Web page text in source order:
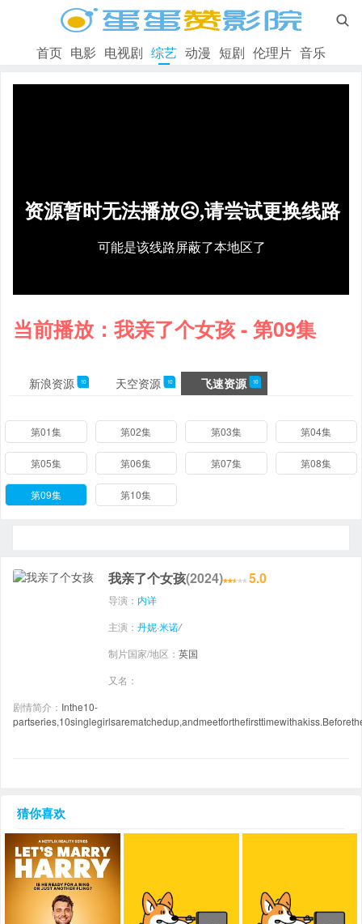

首页 电影 电视剧 综艺 动漫 短剧 伦理片 音乐
当前播放：我亲了个女孩 - 第09集
新浪资源 10 天空资源 10 飞速资源 10
第01集 第02集 第03集 第04集
第05集 第06集 第07集 第08集
第09集 第10集
我亲了个女孩(2024) 5.0
导演： 内详
主演： 丹妮·米诺/
制片国家/地区： 英国
又名：
剧情简介： Inthe10-
猜你喜欢